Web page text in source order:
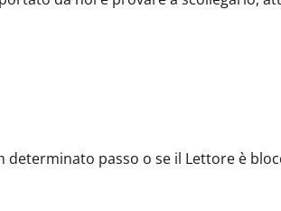
passo o se il Lettore è